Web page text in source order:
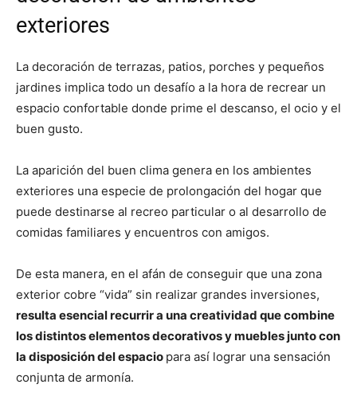
exteriores
La decoración de terrazas, patios, porches y pequeños
jardines implica todo un desafío a la hora de recrear un
espacio confortable donde prime el descanso, el ocio y el
buen gusto.
La aparición del buen clima genera en los ambientes
exteriores una especie de prolongación del hogar que
puede destinarse al recreo particular o al desarrollo de
comidas familiares y encuentros con amigos.
De esta manera, en el afán de conseguir que una zona
exterior cobre “vida” sin realizar grandes inversiones,
resulta esencial recurrir a una creatividad que combine
los distintos elementos decorativos y muebles junto con
la disposición del espacio para así lograr una sensación
conjunta de armonía.